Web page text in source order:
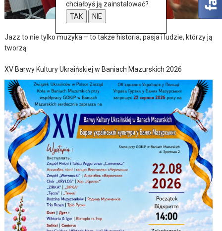
Jazz to nie tylko muzyka – to także historia, pasja i ludzie, którzy ją
tworzą
XV Barwy Kultury Ukraińskiej w Baniach Mazurskich 2026
chciałbyś ją zainstalować?
TAK
NIE